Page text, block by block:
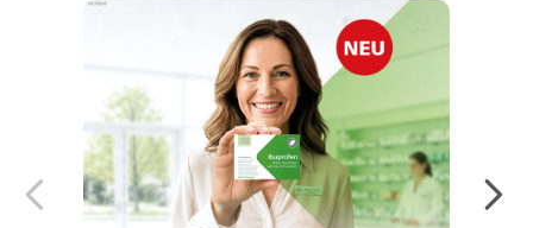
Endlich da! Die LINDA Eigenmarke:
Arzneimittel von der Apothekenmarke, der
Sie vertrauen.
Mehr erfahren